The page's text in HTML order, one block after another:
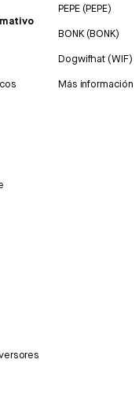
PEPE (PEPE)
BONK (BONK)
Dogwifhat (WIF)
Más información